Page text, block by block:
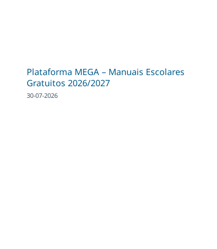
Plataforma MEGA – Manuais Escolares
Gratuitos 2026/2027
30-07-2026